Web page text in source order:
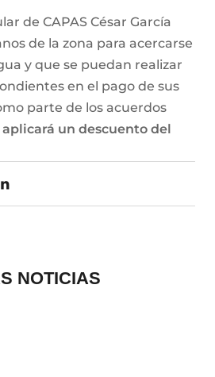
de CAPAS César García
de la zona para acercarse
y que se puedan realizar
en el pago de sus
parte de los acuerdos
aplicará un descuento del
NOTICIAS